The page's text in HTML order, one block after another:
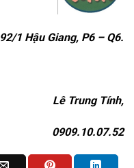
92/1 Hậu Giang, P6 – Q6.
Lê Trung Tính,
0909.10.07.52